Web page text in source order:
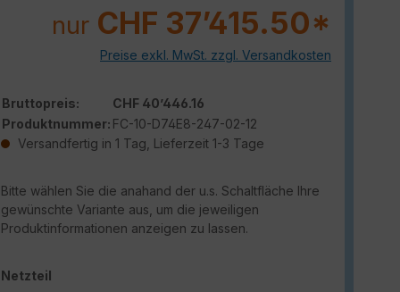
nur CHF 37’415.50*
Preise exkl. MwSt. zzgl. Versandkosten
Bruttopreis:
CHF 40’446.16
Produktnummer: FC-10-D74E8-247-02-12
Versandfertig in 1 Tag, Lieferzeit 1-3 Tage
Bitte wählen Sie die anahand der u.s. Schaltfläche Ihre
gewünschte Variante aus, um die jeweiligen
Produktinformationen anzeigen zu lassen.
Netzteil